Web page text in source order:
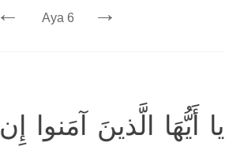
← Aya 6 →
يا أَيُّهَا الَّذينَ آمَنوا إِن